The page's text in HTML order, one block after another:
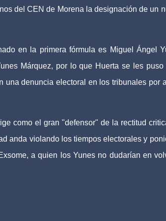
del CEN de Morena la designación de un
en la primera fórmula es Miguel Ángel
Márquez, por lo que Huerta se les puso
una denuncia electoral en los tribunales por
como el gran "defensor" de la rectitud
anda violando los tiempos electorales y
a quien los Yunes no dudarían en